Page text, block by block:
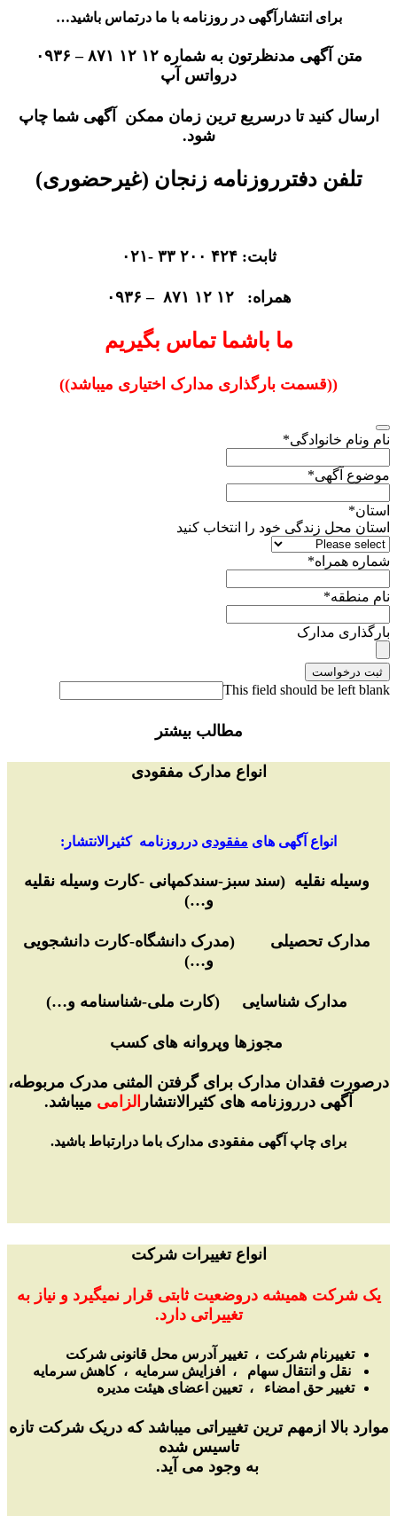
برای انتشارآگهی در روزنامه با ما درتماس باشید…
متن آگهی مدنظرتون به شماره ۱۲ ۱۲ ۸۷۱ – ۰۹۳۶
درواتس آپ
ارسال کنید تا درسریع ترین زمان ممکن آگهی شما چاپ
شود.
تلفن دفترروزنامه زنجان (غیرحضوری)
ثابت: ۴۲۴ ۲۰۰ ۳۳ -۰۲۱
همراه: ۱۲ ۱۲ ۸۷۱ – ۰۹۳۶
ما باشما تماس بگیریم
((قسمت بارگذاری مدارک اختیاری میباشد))
نام ونام خانوادگی*
موضوع آگهی*
استان*
استان محل زندگی خود را انتخاب کنید
شماره همراه*
نام منطقه*
بارگذاری مدارک
ثبت درخواست
This field should be left blank
مطالب بیشتر
انواع مدارک مفقودی
انواع آگهی های مفقودی درروزنامه کثیرالانتشار:
وسیله نقلیه (سند سبز-سندکمپانی -کارت وسیله نقلیه
و…)
مدارک تحصیلی (مدرک دانشگاه-کارت دانشجویی
و…)
مدارک شناسایی (کارت ملی-شناسنامه و…)
مجوزها وپروانه های کسب
درصورت فقدان مدارک برای گرفتن المثنی مدرک مربوطه،
آگهی درروزنامه های کثیرالانتشار الزامی میباشد.
برای چاپ آگهی مفقودی مدارک باما درارتباط باشید.
انواع تغییرات شرکت
یک شرکت همیشه دروضعیت ثابتی قرار نمیگیرد و نیاز به
تغییراتی دارد.
تغییرنام شرکت ،تغییر آدرس محل قانونی شرکت
نقل و انتقال سهام ، افزایش سرمایه ،کاهش سرمایه
تغییر حق امضاء ، تعیین اعضای هیئت مدیره
موارد بالا ازمهم ترین تغییراتی میباشد که دریک شرکت تازه
تاسیس شده
به وجود می آید.